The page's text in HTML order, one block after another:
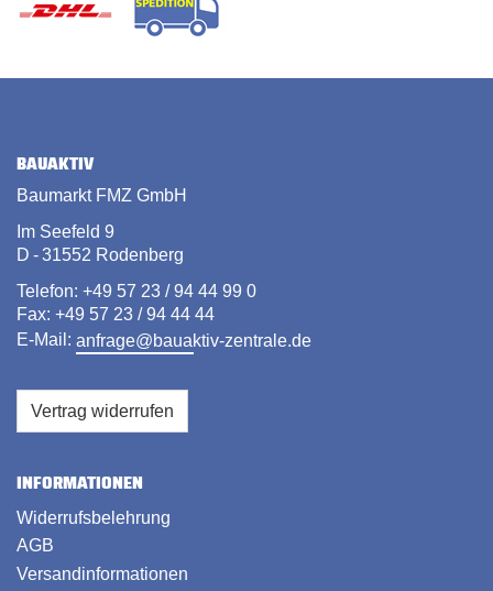
BAUAKTIV
Baumarkt FMZ GmbH
Im Seefeld 9
D - 31552 Rodenberg
Telefon: +49 57 23 / 94 44 99 0
Fax: +49 57 23 / 94 44 44
E-Mail: anfrage@bauaktiv-zentrale.de
Vertrag widerrufen
INFORMATIONEN
Widerrufsbelehrung
AGB
Versandinformationen